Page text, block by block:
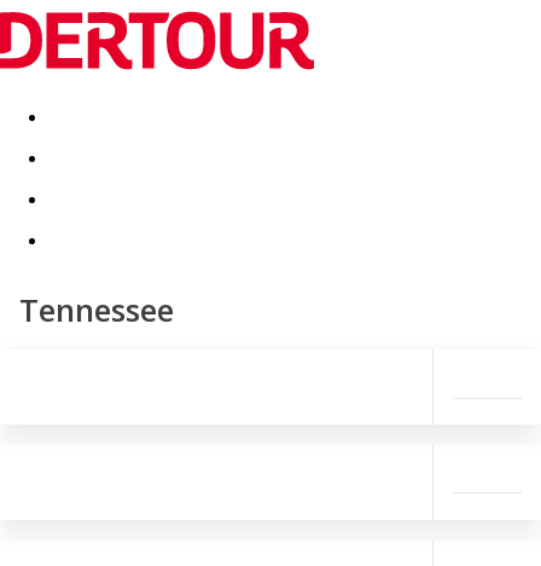
Destinatii Vacanta perfecta OFERTE DE NERATAT
Tennessee